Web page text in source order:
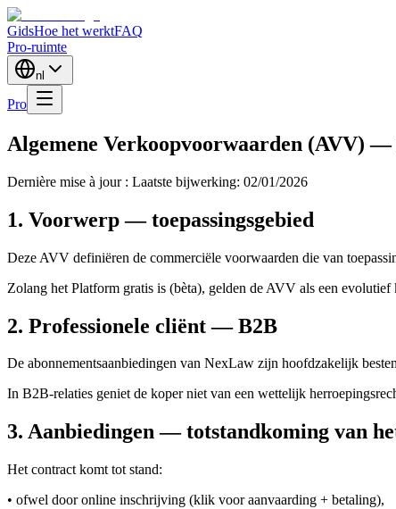
GidsHoe het werktFAQ
Pro-ruimte
nl
Pro
Algemene Verkoopvoorwaarden (AVV)
Dernière mise à jour : Laatste bijwerking: 02/01/2026
1. Voorwerp — toepassingsgebied
Deze AVV definiëren de commerciële voorwaarden die van
Zolang het Platform gratis is (bèta), gelden de AVV als een
2. Professionele cliënt — B2B
De abonnementsaanbiedingen van NexLaw zijn hoofdzakelijk
In B2B-relaties geniet de koper niet van een wettelijk
3. Aanbiedingen — totstandkoming van
Het contract komt tot stand:
• ofwel door online inschrijving (klik voor aanvaarding + betaling),